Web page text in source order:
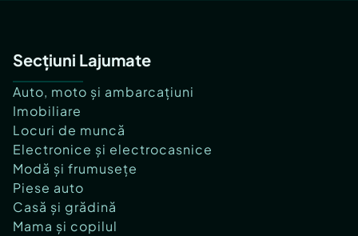
Secțiuni Lajumate
Auto, moto și ambarcațiuni
Imobiliare
Locuri de muncă
Electronice și electrocasnice
Modă și frumusețe
Piese auto
Casă și grădină
Mama și copilul